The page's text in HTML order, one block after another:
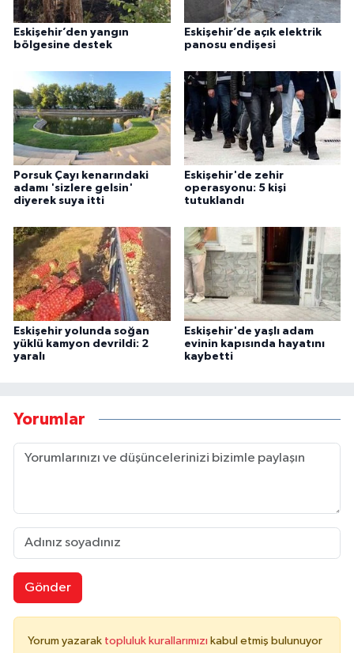
Eskişehir’den yangın
bölgesine destek
Eskişehir’de açık elektrik
panosu endişesi
Porsuk Çayı kenarındaki
adamı 'sizlere gelsin'
diyerek suya itti
Eskişehir'de zehir
operasyonu: 5 kişi
tutuklandı
Eskişehir yolunda soğan
yüklü kamyon devrildi: 2
yaralı
Eskişehir'de yaşlı adam
evinin kapısında hayatını
kaybetti
Yorumlar
Gönder
Yorum yazarak topluluk kurallarımızı kabul etmiş bulunuyor